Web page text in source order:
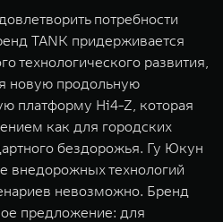
потребности
TANK придерживается
технологического развития,
новую продольную
платформу Hi4-Z, которая
как для городских
бездорожья. Гу Юкун
внедорожных технологий
невозможно. Бренд
предложение: для